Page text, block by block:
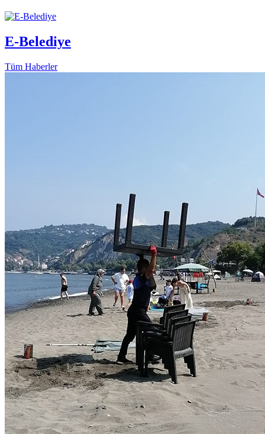
E-Belediye
Tüm Haberler